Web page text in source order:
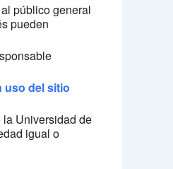
público general
pueden
uso del sitio
Universidad de
igual o